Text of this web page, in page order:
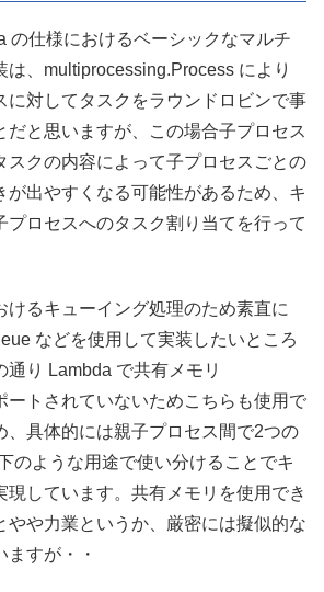
の仕様におけるベーシックなマルチ
は、multiprocessing.Process により
に対してタスクをラウンドロビンで事
だと思いますが、この場合子プロセス
スクの内容によって子プロセスごとの
が出やすくなる可能性があるため、キ
プロセスへのタスク割り当てを行って
けるキューイング処理のため素直に
などを使用して実装したいところ
通り Lambda で共有メモリ
ートされていないためこちらも使用で
、具体的には親子プロセス間で2つの
のような用途で使い分けることでキ
現しています。共有メモリを使用でき
やや力業というか、厳密には擬似的な
すが・・